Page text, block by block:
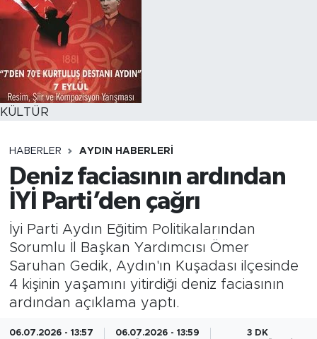
KÜLTÜR
HABERLER AYDIN HABERLERI
Deniz faciasının ardından
İYİ Parti’den çağrı
İyi Parti Aydın Eğitim Politikalarından
Sorumlu İl Başkan Yardımcısı Ömer
Saruhan Gedik, Aydın'ın Kuşadası ilçesinde
4 kişinin yaşamını yitirdiği deniz faciasının
ardından açıklama yaptı.
06.07.2026 - 13:57 06.07.2026 - 13:59 3 DK